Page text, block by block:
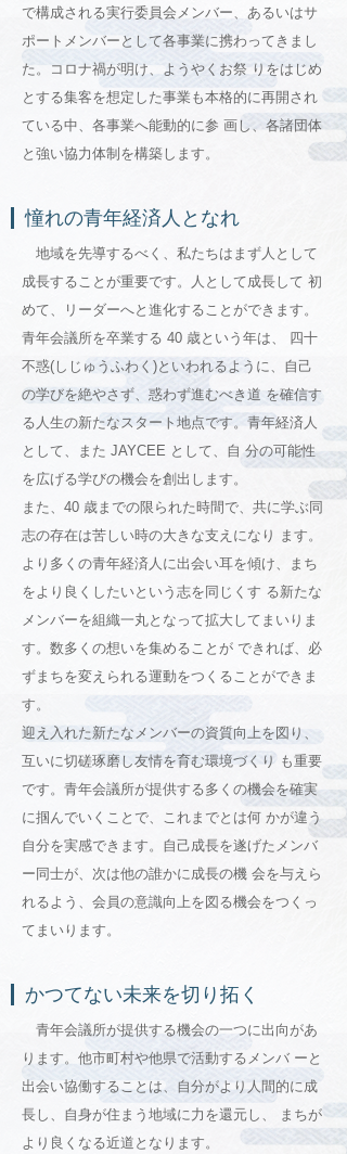
で構成される実行委員会メンバー、あるいはサ
ポートメンバーとして各事業に携わってきまし
た。コロナ禍が明け、ようやくお祭 りをはじめ
とする集客を想定した事業も本格的に再開され
ている中、各事業へ能動的に参 画し、各諸団体
と強い協力体制を構築します。
憧れの青年経済人となれ
地域を先導するべく、私たちはまず人として
成長することが重要です。人として成長して 初
めて、リーダーへと進化することができます。
青年会議所を卒業する 40 歳という年は、 四十
不惑(しじゅうふわく)といわれるように、自己
の学びを絶やさず、惑わず進むべき道 を確信す
る人生の新たなスタート地点です。青年経済人
として、また JAYCEE として、自 分の可能性
を広げる学びの機会を創出します。
また、40 歳までの限られた時間で、共に学ぶ同
志の存在は苦しい時の大きな支えになり ます。
より多くの青年経済人に出会い耳を傾け、まち
をより良くしたいという志を同じくす る新たな
メンバーを組織一丸となって拡大してまいりま
す。数多くの想いを集めることが できれば、必
ずまちを変えられる運動をつくることができま
す。
迎え入れた新たなメンバーの資質向上を図り、
互いに切磋琢磨し友情を育む環境づくり も重要
です。青年会議所が提供する多くの機会を確実
に掴んでいくことで、これまでとは何 かが違う
自分を実感できます。自己成長を遂げたメンバ
ー同士が、次は他の誰かに成長の機 会を与えら
れるよう、会員の意識向上を図る機会をつくっ
てまいります。
かつてない未来を切り拓く
青年会議所が提供する機会の一つに出向があ
ります。他市町村や他県で活動するメンバ ーと
出会い協働することは、自分がより人間的に成
長し、自身が住まう地域に力を還元し、 まちが
より良くなる近道となります。